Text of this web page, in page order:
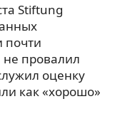
Stiftung
почти
провалил
оценку
как «хорошо»